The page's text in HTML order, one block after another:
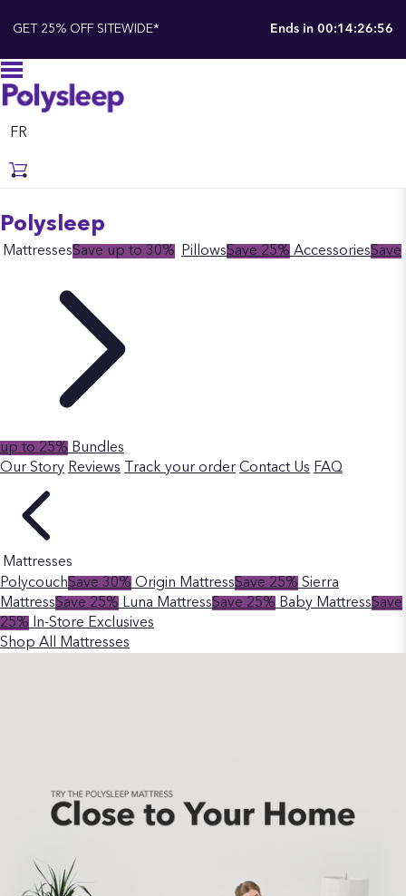
GET 25% OFF SITEWIDE* Ends in 00:14:26:56
FR
Polysleep
MattressesSave up to 30% PillowsSave 25% AccessoriesSave
up to 25% Bundles
Our Story Reviews Track your order Contact Us FAQ
Mattresses
PolycouchSave 30% Origin MattressSave 25% Sierra
MattressSave 25% Luna MattressSave 25% Baby MattressSave
25%
In-Store Exclusives
Shop All Mattresses